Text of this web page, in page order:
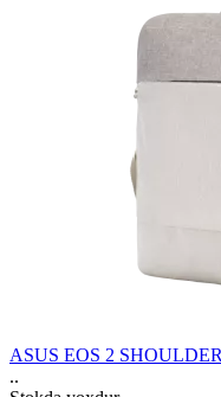
ASUS EOS 2
..